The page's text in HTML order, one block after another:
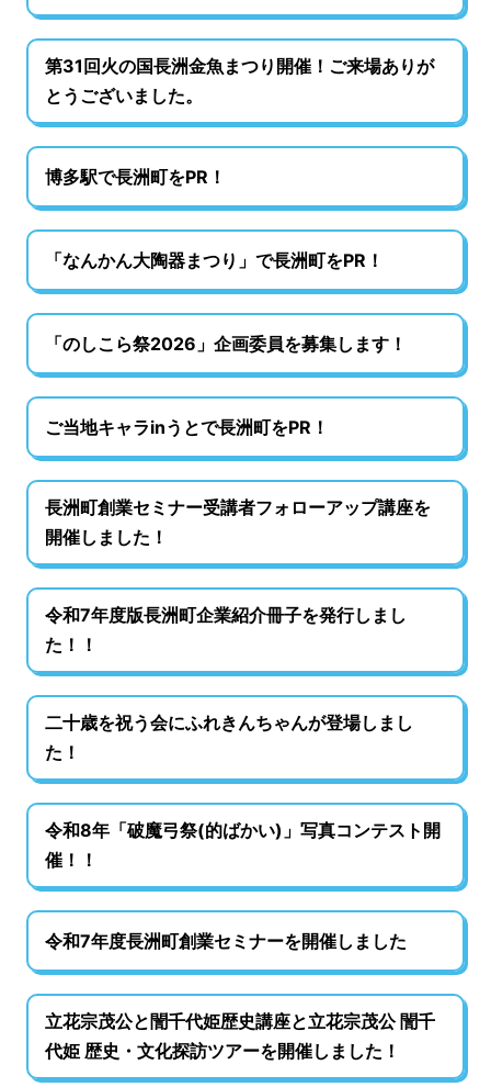
第31回火の国長洲金魚まつり開催！ご来場ありが
とうございました。
博多駅で長洲町をPR！
「なんかん大陶器まつり」で長洲町をPR！
「のしこら祭2026」企画委員を募集します！
ご当地キャラinうとで長洲町をPR！
長洲町創業セミナー受講者フォローアップ講座を
開催しました！
令和7年度版長洲町企業紹介冊子を発行しまし
た！！
二十歳を祝う会にふれきんちゃんが登場しまし
た！
令和8年「破魔弓祭(的ばかい)」写真コンテスト開
催！！
令和7年度長洲町創業セミナーを開催しました
立花宗茂公と誾千代姫歴史講座と立花宗茂公 誾千
代姫 歴史・文化探訪ツアーを開催しました！